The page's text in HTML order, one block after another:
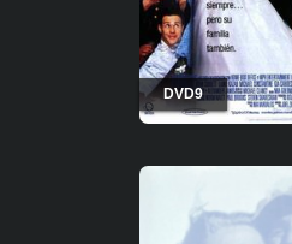
DVD9